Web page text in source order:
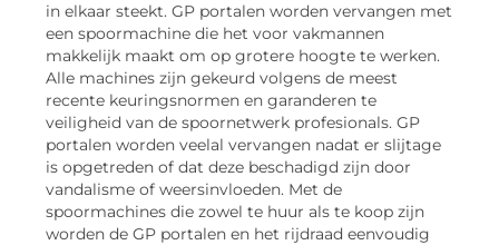
in elkaar steekt. GP portalen worden vervangen met
een spoormachine die het voor vakmannen
makkelijk maakt om op grotere hoogte te werken.
Alle machines zijn gekeurd volgens de meest
recente keuringsnormen en garanderen te
veiligheid van de spoornetwerk profesionals. GP
portalen worden veelal vervangen nadat er slijtage
is opgetreden of dat deze beschadigd zijn door
vandalisme of weersinvloeden. Met de
spoormachines die zowel te huur als te koop zijn
worden de GP portalen en het rijdraad eenvoudig